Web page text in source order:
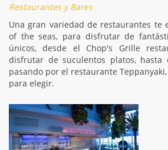
Restaurantes y Bares
Una gran variedad de restaurantes te
of the seas, para disfrutar de
únicos, desde el Chop's Grille
disfrutar de suculentos platos, hasta
pasando por el restaurante
para elegir.